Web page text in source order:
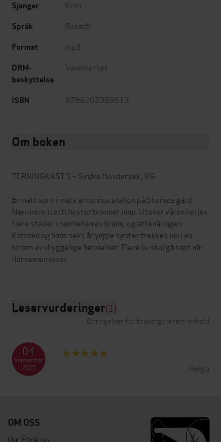
Sjanger Krim
Språk Bokmål
Format mp3
DRM-
beskyttelse
Vannmerket
ISBN 9788202369613
Om boken
TERNINGKAST 5 – Sindre Hovdenakk, VG.
En natt sent i mars antennes stallen på Stornes gård.
Nærmere tretti hester brenner inne. Utover våren herjes
flere steder i nærheten av brann, og attenåringen
Karsten og hans seks år yngre søster trekkes inn i en
strøm av uhyggelige hendelser. Flere liv skal gå tapt når
Ildmannen raser
Leservurderinger(1)
Betingelser for brukergenerert innhold
Helga
04
September
2025
OM OSS
Om Ebok.no